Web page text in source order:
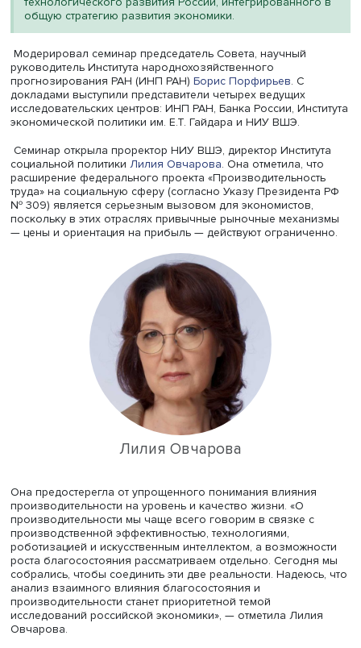
при Научно-координационном совете РАН по
социально-экономического прогнозирования в
2024 года. Она объединяет российских
производительности различных научных школ. В
соответствии с Постановлением Президиума РАН
24 марта 2026 года Группа участвует в подготовке
комплексного долгосрочного прогноза научно-
технологического развития России,
общую стратегию развития экономики.
Модерировал семинар председатель Совета, научный
руководитель Института народнохозяйственного
прогнозирования РАН (ИНП РАН)Борис Порфирьев. С
докладами выступили представители четырех ведущих
исследовательских центров: ИНП РАН, Банка России,
экономической политики им. Е.Т. Гайдара и НИУ ВШЭ.
Семинар открыла проректор НИУ ВШЭ, директор
социальной политики Лилия Овчарова . Она отметила,
расширение федерального проекта
труда» на социальную сферу (согласно Указу
№ 309) является серьезным вызовом для экономистов,
поскольку в этих отраслях привычные рыночные
— цены и ориентация на прибыль — действуют